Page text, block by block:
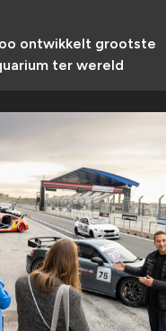
ontwikkelt grootste
ter wereld